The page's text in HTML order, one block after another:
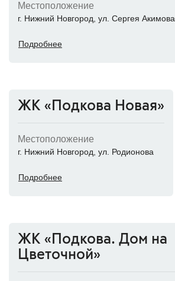
Местоположение
г. Нижний Новгород, ул. Сергея Акимова
Подробнее
ЖК «Подкова Новая»
Местоположение
г. Нижний Новгород, ул. Родионова
Подробнее
ЖК «Подкова. Дом на
Цветочной»